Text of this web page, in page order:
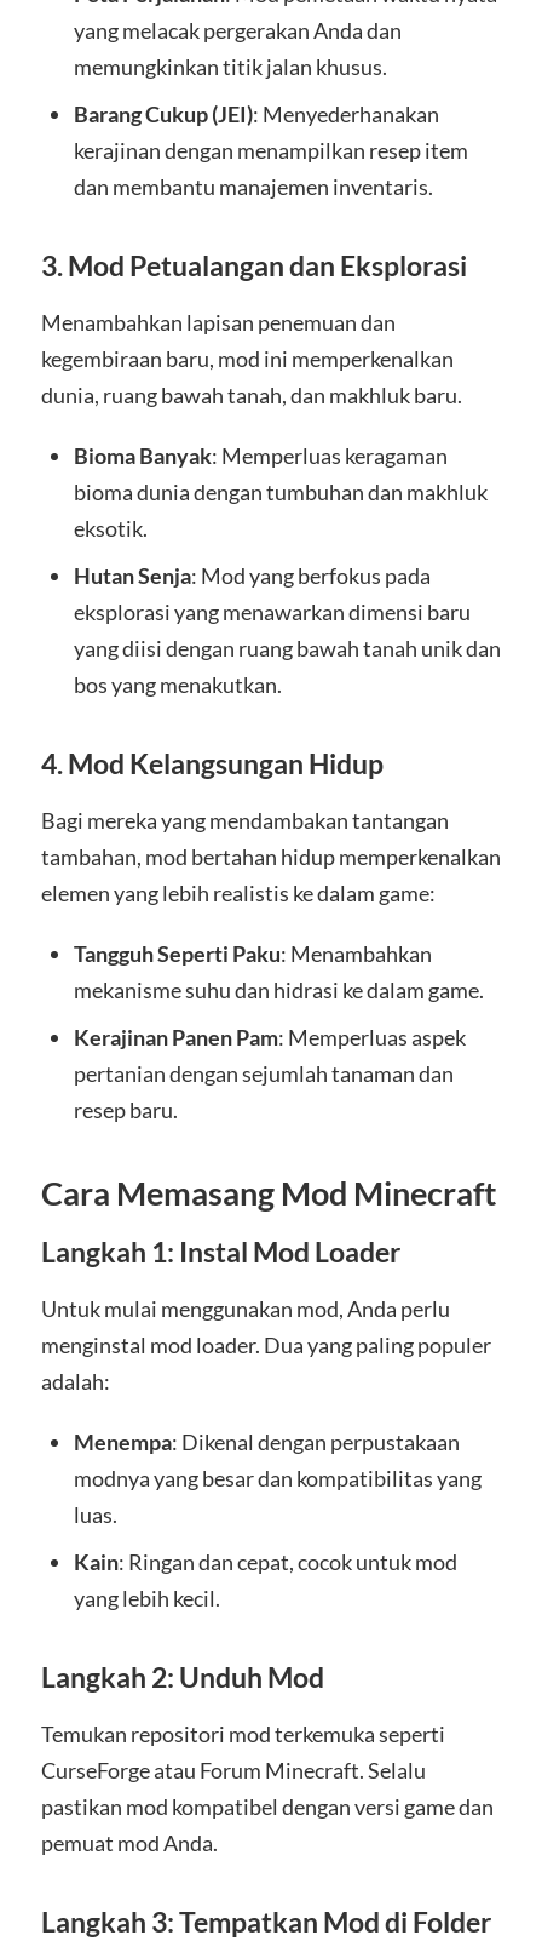
yang melacak pergerakan Anda dan
memungkinkan titik jalan khusus.
Barang Cukup (JEI): Menyederhanakan
kerajinan dengan menampilkan resep item
dan membantu manajemen inventaris.
3.Mod Petualangan dan Eksplorasi
Menambahkan lapisan penemuan dan
kegembiraan baru, mod ini memperkenalkan
dunia, ruang bawah tanah, dan makhluk baru.
Bioma Banyak: Memperluas keragaman
bioma dunia dengan tumbuhan dan makhluk
eksotik.
Hutan Senja: Mod yang berfokus pada
eksplorasi yang menawarkan dimensi baru
yang diisi dengan ruang bawah tanah unik dan
bos yang menakutkan.
4.Mod Kelangsungan Hidup
Bagi mereka yang mendambakan tantangan
tambahan, mod bertahan hidup memperkenalkan
elemen yang lebih realistis ke dalam game:
Tangguh Seperti Paku: Menambahkan
mekanisme suhu dan hidrasi ke dalam game.
Kerajinan Panen Pam: Memperluas aspek
pertanian dengan sejumlah tanaman dan
resep baru.
Cara Memasang Mod Minecraft
Langkah 1: Instal Mod Loader
Untuk mulai menggunakan mod, Anda perlu
menginstal mod loader. Dua yang paling populer
adalah:
Menempa: Dikenal dengan perpustakaan
modnya yang besar dan kompatibilitas yang
luas.
Kain: Ringan dan cepat, cocok untuk mod
yang lebih kecil.
Langkah 2: Unduh Mod
Temukan repositori mod terkemuka seperti
CurseForge atau Forum Minecraft. Selalu
pastikan mod kompatibel dengan versi game dan
pemuat mod Anda.
Langkah 3: Tempatkan Mod di Folder